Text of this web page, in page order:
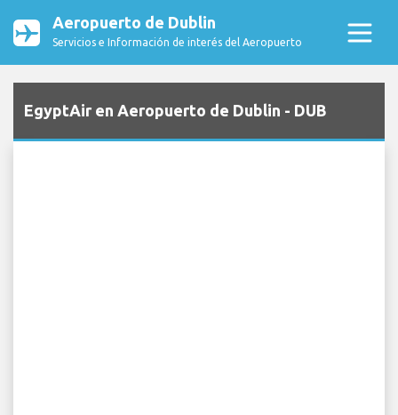
Aeropuerto de Dublin
Servicios e Información de interés del Aeropuerto
EgyptAir en Aeropuerto de Dublin - DUB